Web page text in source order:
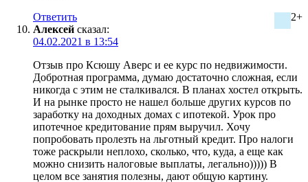
2+
Ответить
Алексей сказал:
04.02.2021 в 13:54
Отзыв про Ксюшу Аверс и ее курс по недвижимости.
Добротная программа, думаю достаточно сложная, если
никогда с этим не сталкивался. В планах хостел открыть.
И на рынке просто не нашел больше других курсов по
заработку на доходных домах с ипотекой. Урок про
ипотечное кредитование прям выручил. Хочу
попробовать пролезть на льготный кредит. Про налоги
тоже раскрыли неплохо, сколько, что, куда, а еще как
можно снизить налоговые выплаты, легально))))) В
целом все занятия полезны, дают общую картину.